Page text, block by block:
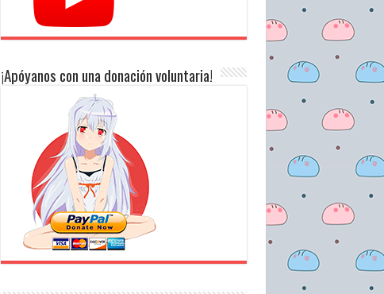
¡Apóyanos con una donación voluntaria!